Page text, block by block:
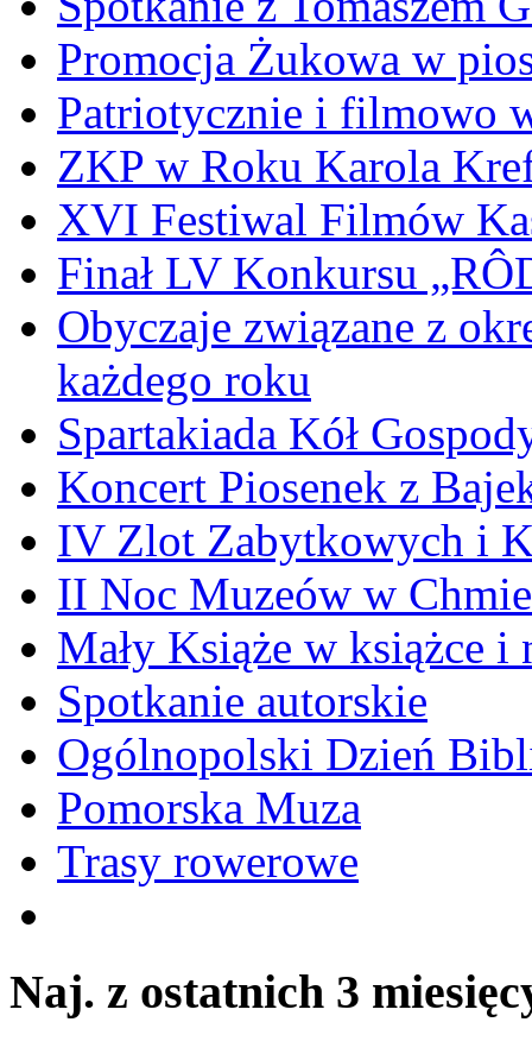
Promocja Żukowa w
Patriotycznie i filmowo
ZKP w Roku Karola
XVI Festiwal Filmów
Finał LV Konkursu
Obyczaje związane z
każdego roku
Spartakiada Kół
Koncert Piosenek z
IV Zlot Zabytkowych i
II Noc Muzeów w
Mały Książe w książce i
Spotkanie autorskie
Ogólnopolski Dzień
Pomorska Muza
Trasy rowerowe
Naj. z ostatnich 3